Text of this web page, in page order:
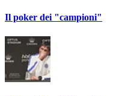
Il poker dei "campioni"